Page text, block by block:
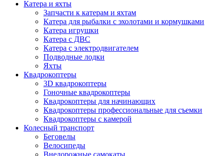
Катера и яхты
Запчасти к катерам и яхтам
Катера для рыбалки с эхолотами и кормушками
Катера игрушки
Катера с ДВС
Катера с электродвигателем
Подводные лодки
Яхты
Квадрокоптеры
3D квадрокоптеры
Гоночные квадрокоптеры
Квадрокоптеры для начинающих
Квадрокоптеры профессиональные для съемки
Квадрокоптеры с камерой
Колесный транспорт
Беговелы
Велосипеды
Внедорожные самокаты